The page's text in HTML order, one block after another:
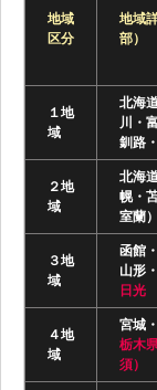
地域
区分
地域
部）
１地
域
北海
川・
釧路
２地
域
北海
幌・
室蘭）
３地
域
函館
山形
日光
４地
域
宮城
栃木
須）